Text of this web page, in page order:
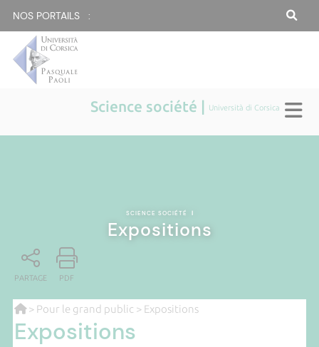
NOS PORTAILS :
Science société | Università di Corsica
SCIENCE SOCIÉTÉ |
Expositions
PARTAGE PDF
> Pour le grand public > Expositions
Expositions